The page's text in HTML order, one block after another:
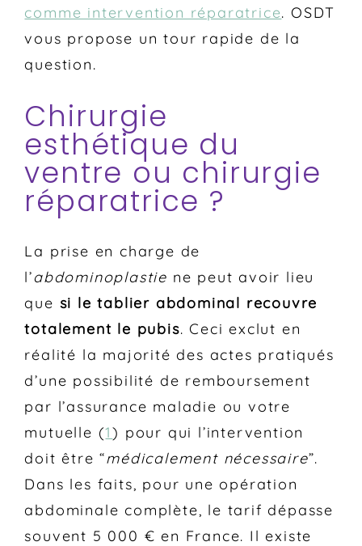
comme intervention réparatrice. OSDT
vous propose un tour rapide de la
question.
Chirurgie
esthétique du
ventre ou chirurgie
réparatrice ?
La prise en charge de
l’abdominoplastie ne peut avoir lieu
que si le tablier abdominal recouvre
totalement le pubis. Ceci exclut en
réalité la majorité des actes pratiqués
d’une possibilité de remboursement
par l’assurance maladie ou votre
mutuelle (1) pour qui l’intervention
doit être “médicalement nécessaire”.
Dans les faits, pour une opération
abdominale complète, le tarif dépasse
souvent 5 000 € en France. Il existe